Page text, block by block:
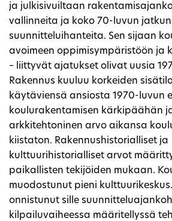
ja julkisivuiltaan
vallinneita ja koko 70-luvun
suunnitteluihanteita. Sen sijaan
avoimeen oppimisympäristöön ja
– liittyvät ajatukset olivat uusia
Rakennus kuuluu korkeiden
käytäviensä ansiosta 1970-luvun
koulurakentamisen kärkipäähän
arkkitehtoninen arvo aikansa
kiistaton. Rakennushistorialliset ja
kulttuurihistorialliset arvot
paikallisten tekijöiden mukaan.
muodostunut pieni
onnistunut sille
kilpailuvaiheessa määritellyssä